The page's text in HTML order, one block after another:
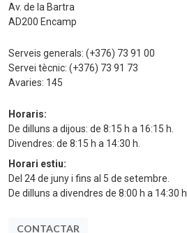
Av. de la Bartra
AD200 Encamp
Serveis generals: (+376) 73 91 00
Servei tècnic: (+376) 73 91 73
Avaries: 145
Horaris:
De dilluns a dijous: de 8:15 h a 16:15 h.
Divendres: de 8:15 h a 14:30 h.
Horari estiu:
Del 24 de juny i fins al 5 de setembre.
De dilluns a divendres de 8:00 h a 14:30 h.
CONTACTAR